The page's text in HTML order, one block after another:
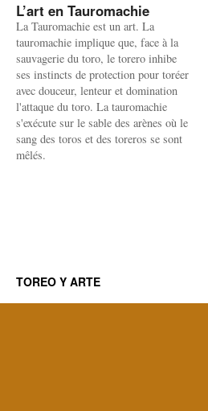
L’art en Tauromachie
La Tauromachie est un art. La
tauromachie implique que, face à la
sauvagerie du toro, le torero inhibe
ses instincts de protection pour toréer
avec douceur, lenteur et domination
l'attaque du toro. La tauromachie
s'exécute sur le sable des arènes où le
sang des toros et des toreros se sont
mêlés.
TOREO Y ARTE